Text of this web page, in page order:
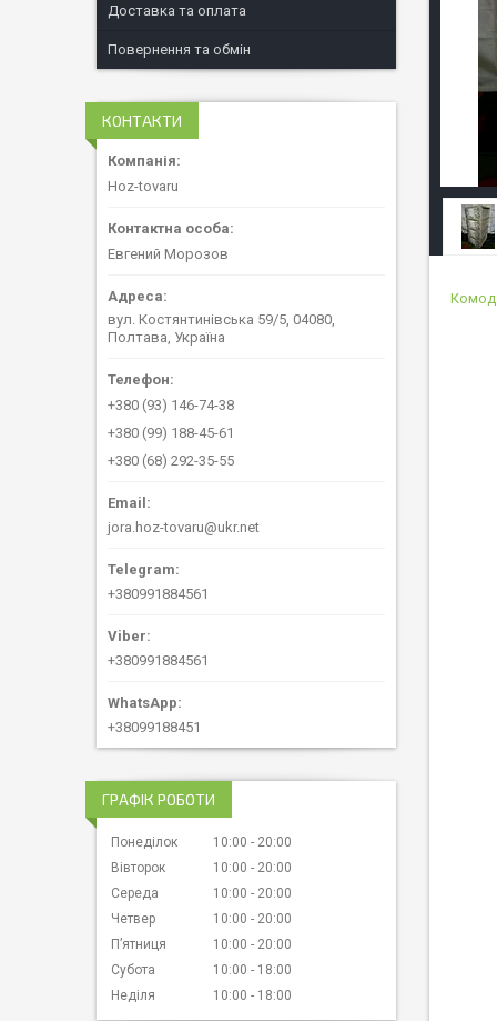
Комод
Доставка та оплата
Повернення та обмін
КОНТАКТИ
Hoz-tovaru
Евгений Морозов
вул. Костянтинівська 59/5, 04080,
Полтава, Україна
+380 (93) 146-74-38
+380 (99) 188-45-61
+380 (68) 292-35-55
jora.hoz-tovaru@ukr.net
+380991884561
+380991884561
+38099188451
ГРАФІК РОБОТИ
Понеділок 10:00
20:00
Вівторок
10:00
20:00
Середа
10:00
20:00
Четвер
10:00
20:00
Пʼятниця
10:00
20:00
Субота
10:00
18:00
Неділя
10:00 18:00